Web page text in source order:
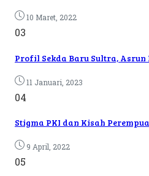
10 Maret, 2022
03
Profil Sekda Baru Sultra, Asrun
11 Januari, 2023
04
Stigma PKI dan Kisah
9 April, 2022
05